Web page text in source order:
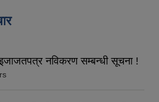
नविकरण सम्बन्धी सूचना !